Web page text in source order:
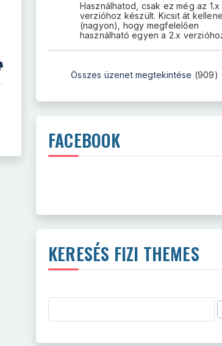
Használhatod, csak ez még az 1.x
verzióhoz készült. Kicsit át
(nagyon), hogy megfelelően
használható egyen a 2.x
Összes üzenet megtekintése (909)
FACEBOOK
KERESÉS FIZI THEMES